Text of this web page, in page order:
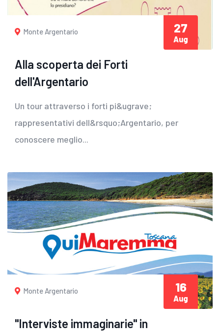
Monte Argentario
Alla scoperta dei Forti
dell'Argentario
Un tour attraverso i forti pi&ugrave;
rappresentativi dell&rsquo;Argentario, per
conoscere meglio...
27
Aug
Monte Argentario
"Interviste immaginarie" in
16
Aug